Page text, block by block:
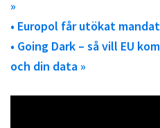
»
• Europol får utökat
• Going Dark – så vill EU
och din data »